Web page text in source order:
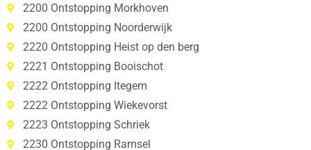
2200 Ontstopping Morkhoven
2200 Ontstopping Noorderwijk
2220 Ontstopping Heist op den berg
2221 Ontstopping Booischot
2222 Ontstopping Itegem
2222 Ontstopping Wiekevorst
2223 Ontstopping Schriek
2230 Ontstopping Ramsel